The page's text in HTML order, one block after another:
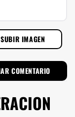
SUBIR IMAGEN